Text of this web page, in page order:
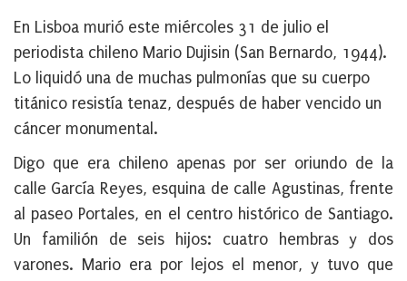
En Lisboa murió este miércoles 31 de julio el
periodista chileno Mario Dujisin (San Bernardo, 1944).
Lo liquidó una de muchas pulmonías que su cuerpo
titánico resistía tenaz, después de haber vencido un
cáncer monumental.
Digo que era chileno apenas por ser oriundo de la
calle García Reyes, esquina de calle Agustinas, frente
al paseo Portales, en el centro histórico de Santiago.
Un familión de seis hijos: cuatro hembras y dos
varones. Mario era por lejos el menor, y tuvo que